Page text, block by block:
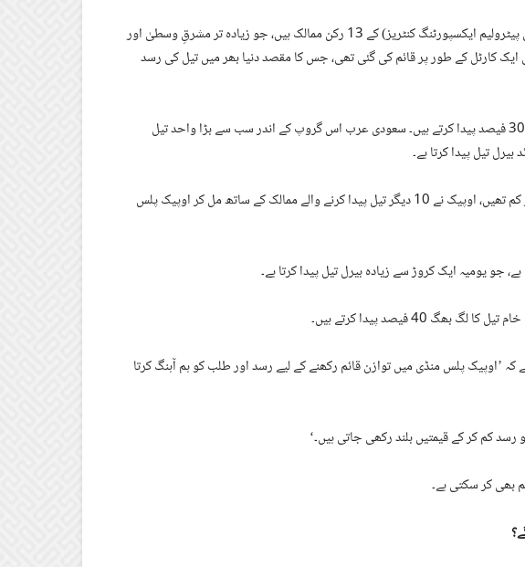
اس گروپ کے مرکز میں اوپیک (آرگنائزیشن آف دی پیٹرولیم ایکسپورٹنگ کنٹریز) کے 13 رکن ممالک ہیں، جو زیادہ تر مشرقِ وسطیٰ اور
کے ممالک پر مشتمل ہیں۔ اوپیک 1960 میں ایک کارٹل کے طور پر قائم کی گئی تھی، جس کا مقصد دنیا بھر میں تیل کی رسد
اوپیک کے رکن ممالک دنیا کے کل خام تیل کا تقریباً 30 فیصد پیدا کرتے ہیں۔ سعودی عرب اس گروپ کے اندر سب سے بڑا واحد تیل
تیل پیدا کرتا ہے۔
سنہ 2016 میں جب تیل کی قیمتیں خاص طور پر کم تھیں، اوپیک نے 10 دیگر تیل پیدا کرنے والے ممالک کے ساتھ مل کر اوپیک پلس
یومیہ ایک کروڑ سے زیادہ بیرل تیل پیدا کرتا ہے۔
فیصد پیدا کرتے ہیں۔
کہ ’اوپیک پلس منڈی میں توازن قائم رکھنے کے لیے رسد اور طلب کو ہم آہنگ کرتا
کم کر کے قیمتیں بلند رکھی جاتی ہیں۔‘
بھی کر سکتی ہے۔